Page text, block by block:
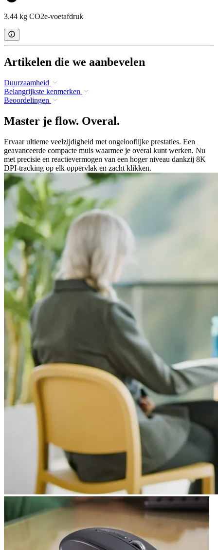
3.44 kg CO2e-voetafdruk
Artikelen die we aanbevelen
Duurzaamheid
Belangrijkste kenmerken
Beoordelingen
Master je flow. Overal.
Ervaar ultieme veelzijdigheid met ongelooflijke prestaties. Een
geavanceerde compacte muis waarmee je overal kunt werken. Nu
met precisie en reactievermogen van een hoger niveau dankzij 8K
DPI-tracking op elk oppervlak en zacht klikken.